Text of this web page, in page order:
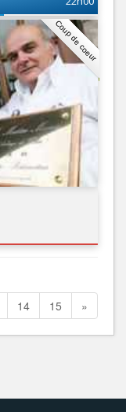
Coup de coeur
14 15 »